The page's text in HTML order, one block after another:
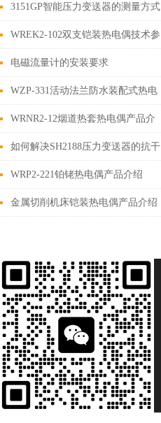
WR隔爆、本安型热电偶
3151GP智能压力变送器的测量方式
WREK2-102双支铠装热电偶技术参
数
电磁流量计的安装要求
WZP-331活动法兰防水装配式热电
阻使用说明
WRNR2-12烟道热套热电偶产品介
绍
如何解决SH2188压力变送器的抗干
扰问题
WRP2-221铂铑热电偶产品介绍
金属切削机床铠装热电偶产品介绍